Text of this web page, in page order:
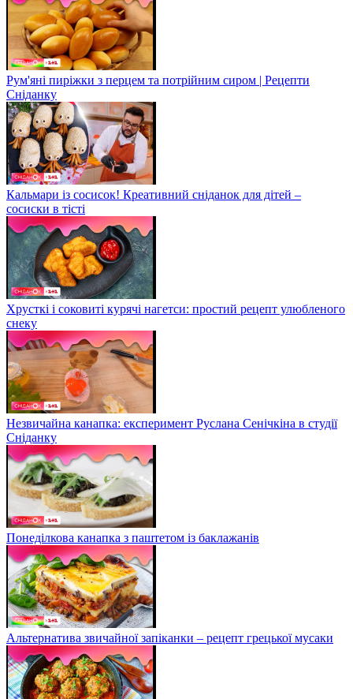
Рум'яні пиріжки з перцем та потрійним сиром | Рецепти
Сніданку
Кальмари із сосисок! Креативний сніданок для дітей –
сосиски в тісті
Хрусткі і соковиті курячі нагетси: простий рецепт улюбленого
снеку
Незвичайна канапка: експеримент Руслана Сенічкіна в студії
Сніданку
Понеділкова канапка з паштетом із баклажанів
Альтернатива звичайної запіканки – рецепт грецької мусаки